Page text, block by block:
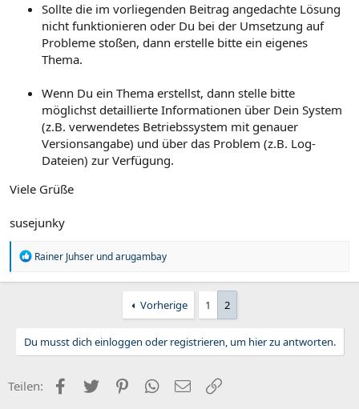
Sollte die im vorliegenden Beitrag angedachte Lösung
nicht funktionieren oder Du bei der Umsetzung auf
Probleme stoßen, dann erstelle bitte ein eigenes
Thema.
Wenn Du ein Thema erstellst, dann stelle bitte
möglichst detaillierte Informationen über Dein System
(z.B. verwendetes Betriebssystem mit genauer
Versionsangabe) und über das Problem (z.B. Log-
Dateien) zur Verfügung.
Viele Grüße
susejunky
R
a
n
e
:
Rainer Juhser undarugambay
Vorherige 1 2
Du musst dich einloggen oder registrieren, um hier zu antworten.
Teilen: Facebook
Twitter PinterestWhatsApp
E-Mail